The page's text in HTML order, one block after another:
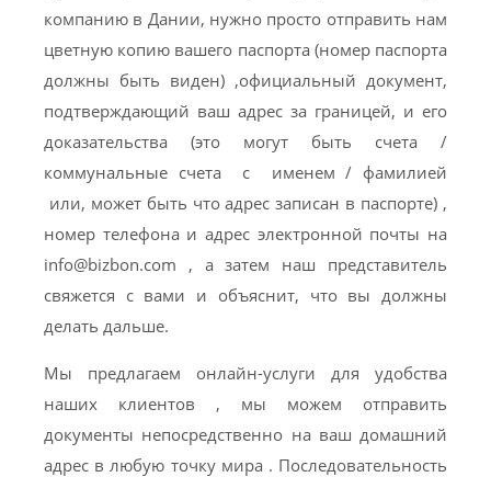
компанию в Дании, нужно просто отправить нам
цветную копию вашего паспорта (номер паспорта
должны быть виден) ,официальный документ,
подтверждающий ваш адрес за границей, и его
доказательства (это могут быть счета /
коммунальные счета с именем / фамилией
или, может быть что адрес записан в паспорте) ,
номер телефона и адрес электронной почты на
info@bizbon.com , а затем наш представитель
свяжется с вами и объяснит, что вы должны
делать дальше.
Мы предлагаем онлайн-услуги для удобства
наших клиентов , мы можем отправить
документы непосредственно на ваш домашний
адрес в любую точку мира . Последовательность